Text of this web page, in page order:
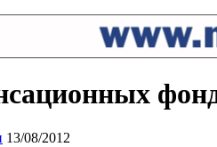
13/08/2012